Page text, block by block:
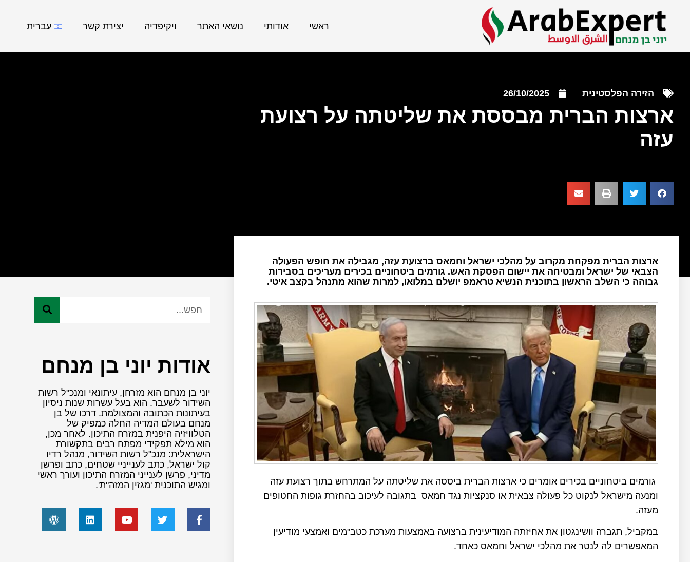
ראשי אודותי נושאי האתר ויקיפדיה יצירת קשר עברית
הזירה הפלסטינית 26/10/2025
ארצות הברית מבססת את שליטתה על רצועת
עזה
ארצות הברית מפקחת מקרוב על מהלכי ישראל וחמאס ברצועת עזה, מגבילה את חופש הפעולה
הצבאי של ישראל ומבטיחה את יישום הפסקת האש. גורמים ביטחוניים בכירים מעריכים בסבירות
גבוהה כי השלב הראשון בתוכנית הנשיא טראמפ יושלם במלואו, למרות שהוא מתנהל בקצב איטי.
גורמים ביטחוניים בכירים אומרים כי ארצות הברית ביססה את שליטתה על המתרחש בתוך רצועת עזה
ומנעה מישראל לנקוט כל פעולה צבאית או סנקציות נגד חמאס בתגובה לעיכוב בהחזרת גופות החטופים
מעזה.
במקביל, תגברה וושינגטון את אחיזתה המודיעינית ברצועה באמצעות מערכת כטב"מים ואמצעי מודיעין
המאפשרים לה לנטר את מהלכי ישראל וחמאס כאחד.
אודות יוני בן מנחם
יוני בן מנחם הוא מזרחן, עיתונאי ומנכ"ל רשות
השידור לשעבר. הוא בעל עשרות שנות ניסיון
בעיתונות הכתובה והמצולמת. דרכו של בן
מנחם בעולם המדיה החלה כמפיק של
הטלוויזיה היפנית במזרח התיכון. לאחר מכן,
הוא מילא תפקידי מפתח רבים בתקשורת
הישראלית: מנכ"ל רשות השידור, מנהל רדיו
קול ישראל, כתב לענייניי שטחים, כתב ופרשן
מדיני, פרשן לענייני המזרח התיכון ועורך ראשי
ומגיש התוכנית 'מגזין המזה"ת'.